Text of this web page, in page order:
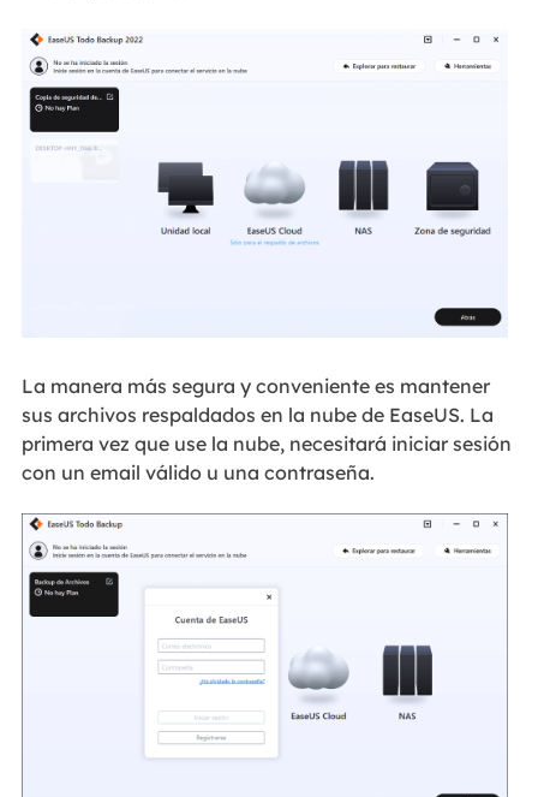
La manera más segura y conveniente es mantener
sus archivos respaldados en la nube de EaseUS. La
primera vez que use la nube, necesitará iniciar sesión
con un email válido u una contraseña.